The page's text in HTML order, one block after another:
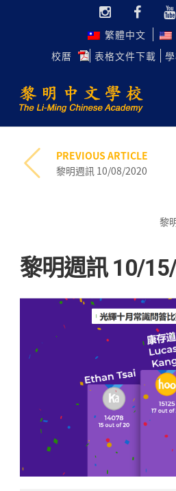
繁體中文
校曆
表格文件下載
PREVIOUS ARTICLE
黎明週訊 10/08/2020
黎
黎明週訊 10/